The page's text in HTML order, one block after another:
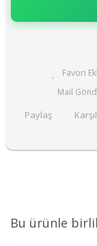
Mail
Paylaş
Bu ürünle